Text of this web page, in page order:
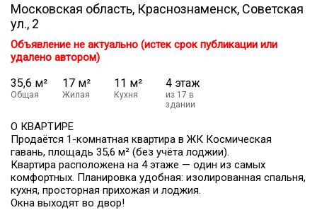
Московская область, Краснознаменск, Советская
ул., 2
Объявление не актуально (истек срок публикации или
удалено автором)
35,6 м²
Общая
17 м²
Жилая
11 м²
Кухня
4 этаж
из 17 в
здании
О КВАРТИРЕ
Продаётся 1-комнатная квартира в ЖК Космическая
гавань, площадь 35,6 м² (без учёта лоджии).
Квартира расположена на 4 этаже — один из самых
комфортных. Планировка удобная: изолированная спальня,
кухня, просторная прихожая и лоджия.
Окна выходят во двор!